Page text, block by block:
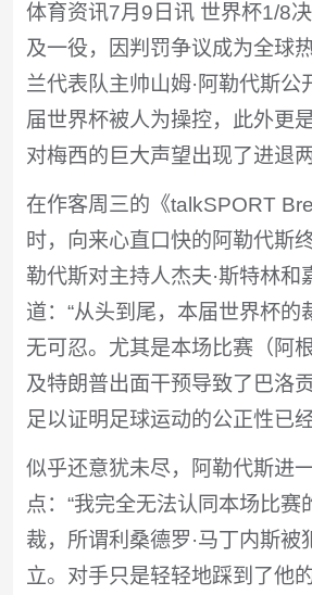
体育资讯7月9日讯 世界杯1/8
及一役，因判罚争议成为全球
兰代表队主帅山姆·阿勒代斯公
届世界杯被人为操控，此外更
对梅西的巨大声望出现了进退
在作客周三的《talkSPORT
时，向来心直口快的阿勒代斯
勒代斯对主持人杰夫·斯特林和
道：“从头到尾，本届世界杯的
无可忍。尤其是本场比赛（阿
及特朗普出面干预导致了巴洛
足以证明足球运动的公正性已
似乎还意犹未尽，阿勒代斯进
点：“我完全无法认同本场比赛
裁，所谓利桑德罗·马丁内斯被
立。对手只是轻轻地踩到了他